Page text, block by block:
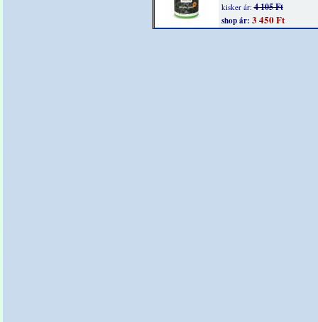
kisker ár:4 105 Ft
shop ár: 3 450 Ft